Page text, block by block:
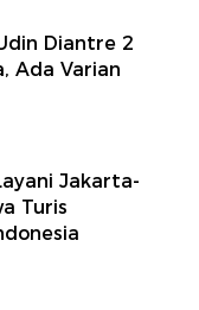
Diantre 2
Ada Varian
Jakarta-
Turis